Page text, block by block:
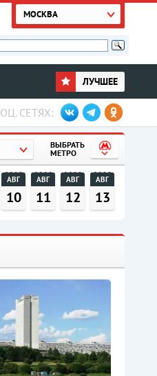
МОСКВА
ЛУЧШЕЕ
СЕТЯХ:
ВЫБРАТЬ
МЕТРО
АВГ
10
АВГ
11
АВГ
12
АВГ
13